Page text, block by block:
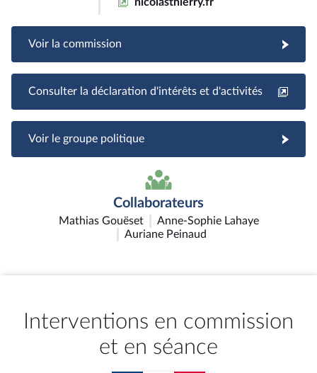
Voir la commission
Consulter la déclaration d'intérêts et d'activités
Voir le groupe politique
Collaborateurs
Mathias Gouëset
Anne-Sophie Lahaye
Auriane Peinaud
Interventions en commission
et en séance